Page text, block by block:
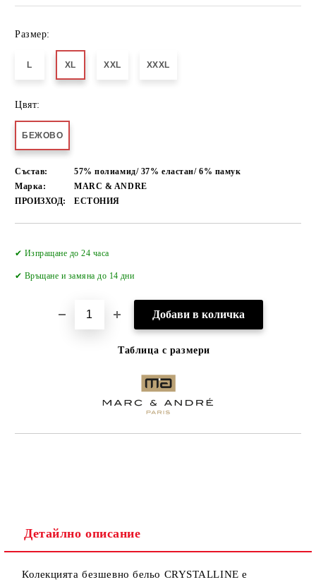
Размер:
L XL XXL XXXL
Цвят:
БЕЖОВО
Състав:
57% полиамид/ 37% еластан/ 6% памук
Марка:
MARC & ANDRE
ПРОИЗХОД:
ЕСТОНИЯ
✔ Изпращане до 24 часа
✔ Връщане и замяна до 14 дни
Таблица с размери
Детайлно описание
Колекцията безшевно бельо CRYSTALLINE е